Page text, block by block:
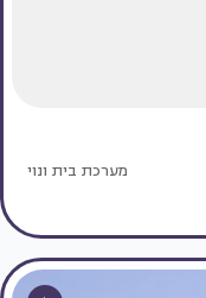
מערכת בית ונוי